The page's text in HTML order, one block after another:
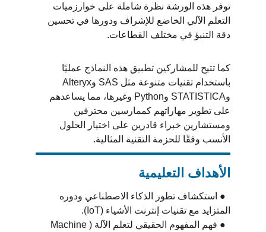
توفر هذه الورشة نظرة شاملة على خوارزميات
التعلم الآلي الخاضع للإشراف ودورها في تحسين
دقة التنبؤ في مختلف القطاعات.
كما تتيح للمشاركين تطبيق هذه النماذج عمليًا
وSTATISTICA وPython وغيرها، مما يساعدهم
على تطوير مهاراتهم كممارسين محترفين
ومستشارين خبراء قادرين على اختيار الحلول
الأنسب وفقًا للحزمة التقنية المثالية.
الأهداف التعليمية
  ● استكشاف تطور الذكاء الاصطناعي ودوره
المتزايد مع تقنيات إنترنت الأشياء (IoT).
  ● فهم المفهوم الحقيقي لتعلم الآلة (Machine